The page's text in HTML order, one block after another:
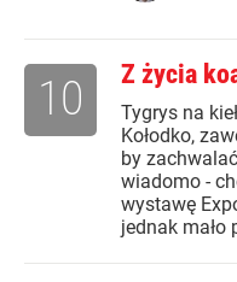
Z życia
Tygrys na
Kołodko,
by
wiadomo -
wystawę
jednak mało
10